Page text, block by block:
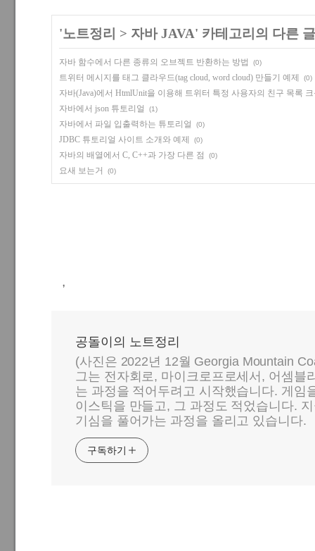
'노트정리 > 자바 JAVA' 카테고리의 다른 글
자바 함수에서 다른 종류의 오브젝트 반환하는 방법 (0)
트위터 메시지를 태그 클라우드(tag cloud, word cloud) 만들기 예제 (0)
자바(Java)에서 HtmlUnit을 이용해 트위터 특정 사용자의 친구 목록
자바에서 json 튜토리얼
(1)
자바에서 파일 입출력하는 튜토리얼 (0)
JDBC 튜토리얼 사이트 소개와 예제 (0)
자바의 배열에서 C, C++과 가장 다른 점 (0)
요새 보는거 (0)
,
공돌이의 노트정리
(사진은 2022년 12월 Georgia Mountain
그는 전자회로, 마이크로프로세서, 어셈블
는 과정을 적어두려고 시작했습니다. 게임
이스틱을 만들고, 그 과정도 적었습니다.
기심을 풀어가는 과정을 올리고 있습니다.
구독하기